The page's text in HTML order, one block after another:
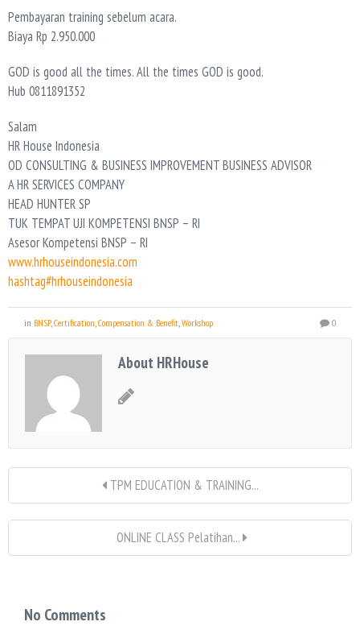
Pembayaran training sebelum acara.
Biaya Rp 2.950.000
GOD is good all the times. All the times GOD is good.
Hub 0811891352
Salam
HR House Indonesia
OD CONSULTING & BUSINESS IMPROVEMENT BUSINESS ADVISOR
A HR SERVICES COMPANY
HEAD HUNTER SP
TUK TEMPAT UJI KOMPETENSI BNSP – RI
Asesor Kompetensi BNSP – RI
www.hrhouseindonesia.com
hashtag#hrhouseindonesia
in BNSP,Certification,Compensation & Benefit,Workshop 0
About HRHouse
TPM EDUCATION & TRAINING...
ONLINE CLASS Pelatihan...
No Comments